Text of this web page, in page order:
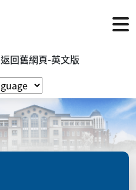
返回舊網頁-英文版